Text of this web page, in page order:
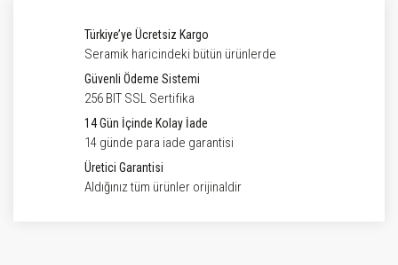
Türkiye’ye Ücretsiz Kargo
Seramik haricindeki bütün ürünlerde
Güvenli Ödeme Sistemi
256 BIT SSL Sertifika
14 Gün İçinde Kolay İade
14 günde para iade garantisi
Üretici Garantisi
Aldığınız tüm ürünler orijinaldir